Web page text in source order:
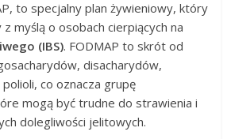
to specjalny plan żywieniowy, który
myślą o osobach cierpiących na
(IBS). FODMAP to skrót od
disacharydów,
co oznacza grupę
mogą być trudne do strawienia i
dolegliwości jelitowych.